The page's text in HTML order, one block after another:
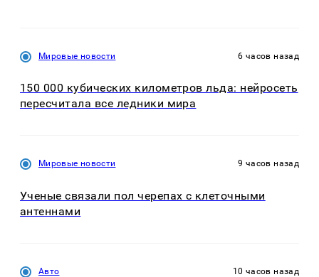
Мировые новости 6 часов назад
150 000 кубических километров льда: нейросеть
пересчитала все ледники мира
Мировые новости 9 часов назад
Ученые связали пол черепах с клеточными
антеннами
Авто 10 часов назад